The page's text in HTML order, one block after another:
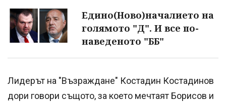
Едино(Ново)началието на
голямото "Д". И все по-
наведеното "ББ"
Лидерът на "Възраждане" Костадин Костадинов
дори говори същото, за което мечтаят Борисов и